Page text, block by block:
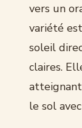
vers un
variété
soleil
claires.
le sol